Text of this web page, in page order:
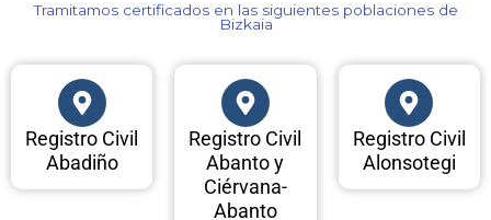
Tramitamos certificados en las siguientes poblaciones de
Bizkaia​
Registro Civil
Abadiño
Registro Civil
Abanto y
Ciérvana-
Abanto
Registro Civil
Alonsotegi